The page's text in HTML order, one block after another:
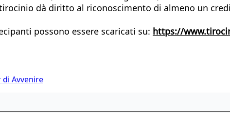
dà diritto al riconoscimento di almeno un
possono essere scaricati su: https://
di Avvenire